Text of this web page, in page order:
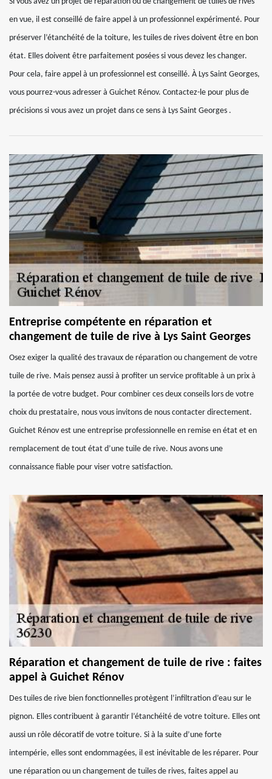
en vue, il est conseillé de faire appel à un professionnel expérimenté. Pour
préserver l’étanchéité de la toiture, les tuiles de rives doivent être en bon
état. Elles doivent être parfaitement posées si vous devez les changer.
Pour cela, faire appel à un professionnel est conseillé. À Lys Saint Georges,
vous pourrez-vous adresser à Guichet Rénov. Contactez-le pour plus de
précisions si vous avez un projet dans ce sens à Lys Saint Georges .
Entreprise compétente en réparation et
changement de tuile de rive à Lys Saint Georges
Osez exiger la qualité des travaux de réparation ou changement de votre
tuile de rive. Mais pensez aussi à profiter un service profitable à un prix à
la portée de votre budget. Pour combiner ces deux conseils lors de votre
choix du prestataire, nous vous invitons de nous contacter directement.
Guichet Rénov est une entreprise professionnelle en remise en état et en
remplacement de tout état d’une tuile de rive. Nous avons une
connaissance fiable pour viser votre satisfaction.
Réparation et changement de tuile de rive : faites
appel à Guichet Rénov
Des tuiles de rive bien fonctionnelles protègent l’infiltration d’eau sur le
pignon. Elles contribuent à garantir l’étanchéité de votre toiture. Elles ont
aussi un rôle décoratif de votre toiture. Si à la suite d’une forte
intempérie, elles sont endommagées, il est inévitable de les réparer. Pour
une réparation ou un changement de tuiles de rives, faites appel au